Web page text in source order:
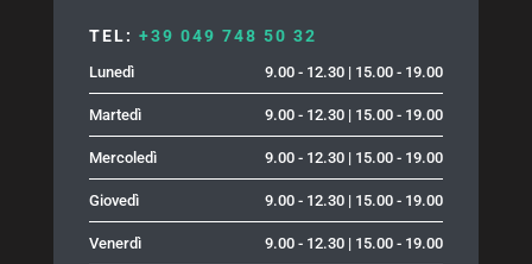
TEL: +39 049 748 50 32
Lunedì 9.00 - 12.30 | 15.00 - 19.00
Martedì 9.00 - 12.30 | 15.00 - 19.00
Mercoledì 9.00 - 12.30 | 15.00 - 19.00
Giovedì 9.00 - 12.30 | 15.00 - 19.00
Venerdì 9.00 - 12.30 | 15.00 - 19.00